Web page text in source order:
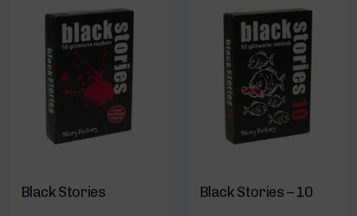
Black Stories Black Stories – 10